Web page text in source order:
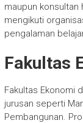
maupun konsultan
mengikuti
pengalaman
Fakultas
Fakultas Ekonomi
jurusan seperti
Pembangunan.